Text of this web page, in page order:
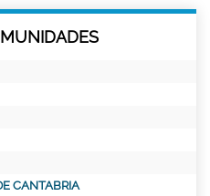
CANTABRIA